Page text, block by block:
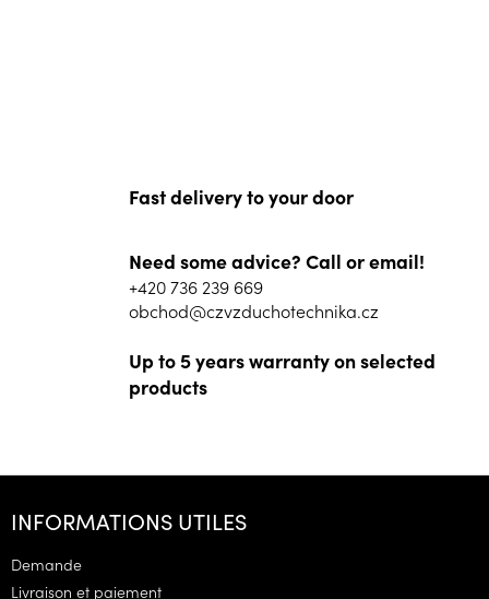
Fast delivery to your door
Need some advice? Call or email!
+420 736 239 669
obchod@czvzduchotechnika.cz
Up to 5 years warranty on selected
products
P
INFORMATIONS UTILES
Demande
Livraison et paiement